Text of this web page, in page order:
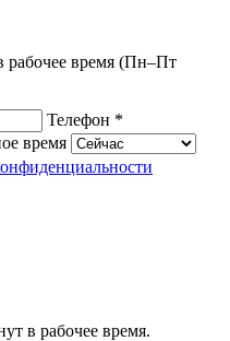
рабочее время (Пн–Пт
Телефон *
время
в рабочее время.